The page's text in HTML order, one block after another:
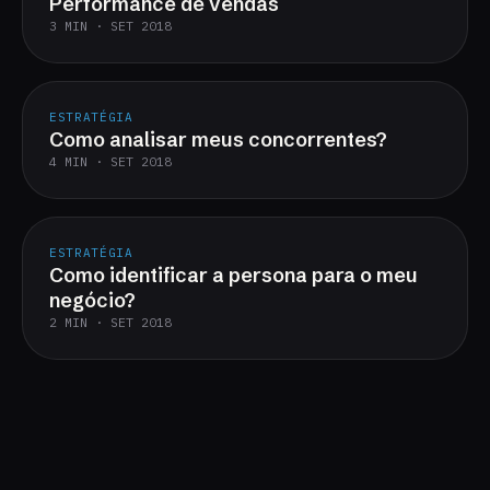
3 MIN · SET 2018
ESTRATÉGIA
Como analisar meus concorrentes?
4 MIN · SET 2018
ESTRATÉGIA
Como identificar a persona para o meu
negócio?
2 MIN · SET 2018